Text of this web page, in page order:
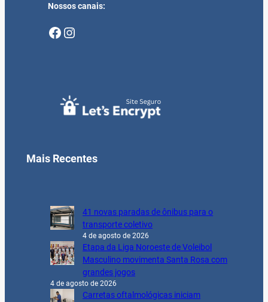
Nossos canais:
Facebook Instagram
Mais Recentes
41 novas paradas de ônibus para o
transporte coletivo
4 de agosto de 2026
Etapa da Liga Noroeste de Voleibol
Masculino movimenta Santa Rosa com
grandes jogos
4 de agosto de 2026
Carretas oftalmológicas iniciam